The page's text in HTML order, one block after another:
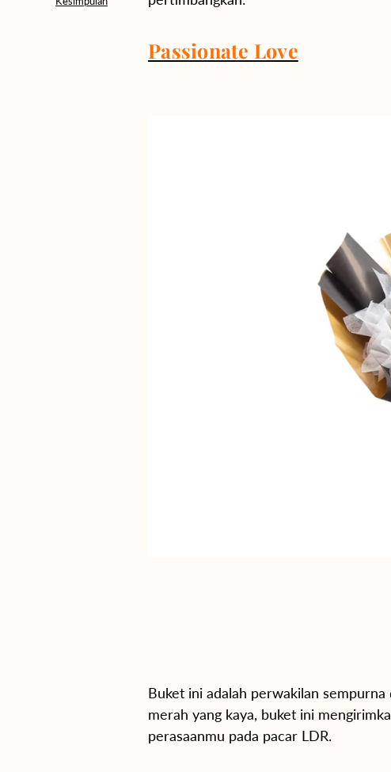
Passionate Love
Buket ini adalah perwakilan
merah yang kaya, buket ini
perasaanmu pada pacar LDR.